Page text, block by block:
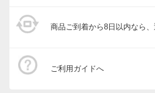
商品ご到着から8日以内なら
ご利用ガイドへ